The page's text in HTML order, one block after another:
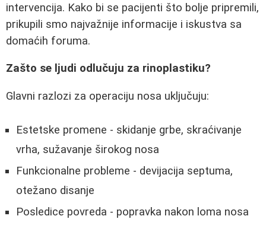
intervencija. Kako bi se pacijenti što bolje pripremili,
prikupili smo najvažnije informacije i iskustva sa
domaćih foruma.
Zašto se ljudi odlučuju za rinoplastiku?
Glavni razlozi za operaciju nosa uključuju:
Estetske promene - skidanje grbe, skraćivanje
vrha, sužavanje širokog nosa
Funkcionalne probleme - devijacija septuma,
otežano disanje
Posledice povreda - popravka nakon loma nosa